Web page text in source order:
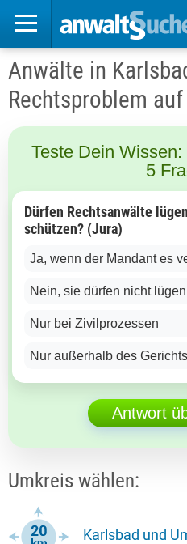
Anwälte in
Rechtsproblem
Teste Dein
5
Dürfen Rechtsanwälte
schützen? (Jura)
Ja, wenn der Mandant es
Nein, sie dürfen nicht lügen
Nur bei Zivilprozessen
Nur außerhalb des Gerichts
Antwort
Umkreis wählen:
Karlsbad und